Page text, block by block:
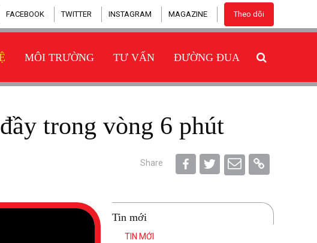
FACEBOOK TWITTER INSTAGRAM MAGAZINE Theo dõi
MÔI TRƯỜNG TƯ VẤN ĐƯỜNG ĐUA
trong vòng 6 phút
Share
Tin mới
TIN MỚI